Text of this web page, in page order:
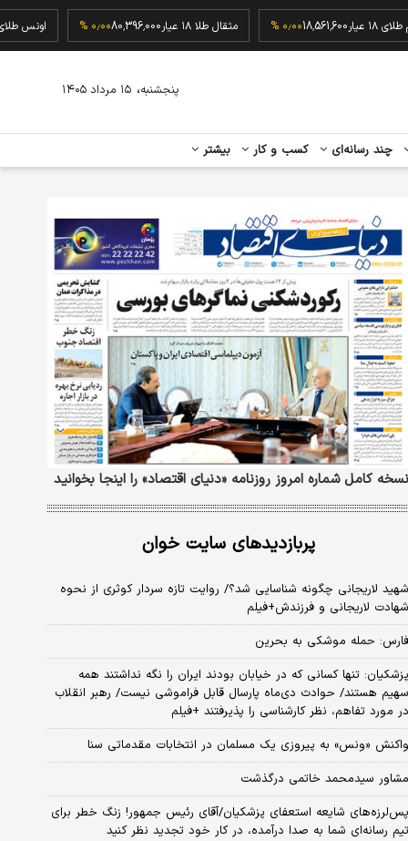
گرم طلای ۱۸ عیار 18,561,600۰٫۰۰ % مثقال طلا ۱۸ عیار 80,396,000۰٫۰۰ %
چند رسانه‌ای کسب و کار بیشتر
پنجشنبه، ۱۵ مرداد ۱۴۰۵
نسخه کامل شماره امروز روزنامه «دنیای‌ اقتصاد» را اینجا بخوانید
پربازدیدهای سایت خوان
شهید لاریجانی چگونه شناسایی شد؟/ روایت تازه سردار کوثری از نحوه
شهادت لاریجانی و فرزندش+فیلم
فارس: حمله موشکی به بحرین
پزشکیان: تنها کسانی که در خیابان بودند ایران را نگه نداشتند همه
سهیم هستند/ حوادث دی‌ماه پارسال قابل فراموشی نیست/ رهبر انقلاب
در مورد تفاهم، نظر کارشناسی را پذیرفتند +فیلم
واکنش «ونس» به پیروزی یک مسلمان در انتخابات مقدماتی سنا
مشاور سیدمحمد خاتمی درگذشت
پس‌لرزه‌های شایعه استعفای پزشکیان/آقای رئیس جمهور! زنگ خطر برای
تیم رسانه‌ای شما به صدا درآمده، در کار خود تجدید نظر کنید